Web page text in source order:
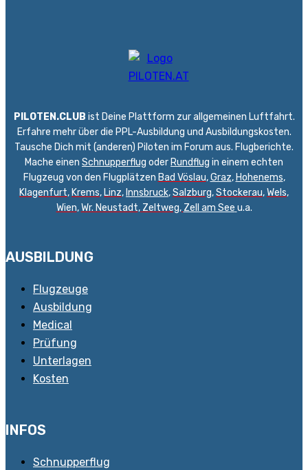
PILOTEN.CLUB ist Deine Plattform zur allgemeinen Luftfahrt.
Erfahre mehr über die PPL-Ausbildung und Ausbildungskosten.
Tausche Dich mit (anderen) Piloten im Forum aus. Flugberichte.
Mache einen Schnupperflug oder Rundflug in einem echten
Flugzeug von den Flugplätzen Bad Vöslau,Graz, Hohenems,
Klagenfurt, Krems, Linz, Innsbruck,Salzburg,Stockerau,Wels,
Wien,Wr. Neustadt, Zeltweg, Zell am See u.a.
AUSBILDUNG
Flugzeuge
Ausbildung
Medical
Prüfung
Unterlagen
Kosten
INFOS
Schnupperflug